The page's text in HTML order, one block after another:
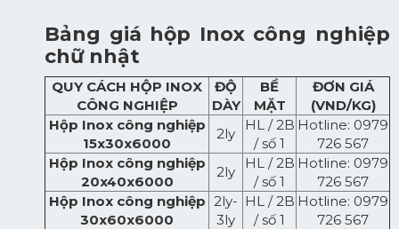
Bảng giá hộp Inox công nghiệp
chữ nhật
QUY CÁCH HỘP INOX
CÔNG NGHIỆP
ĐỘ
DÀY
BỀ
MẶT
ĐƠN GIÁ
(VND/KG)
Hộp Inox công nghiệp
15x30x6000
2ly
HL / 2B
/ số 1
Hotline: 0979
726 567
Hộp Inox công nghiệp
20x40x6000
2ly
HL / 2B
/ số 1
Hotline: 0979
726 567
Hộp Inox công nghiệp
30x60x6000
2ly-
3ly
HL / 2B
/ số 1
Hotline: 0979
726 567